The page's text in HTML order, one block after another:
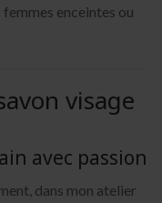
enceintes ou
visage
avec passion
dans mon atelier